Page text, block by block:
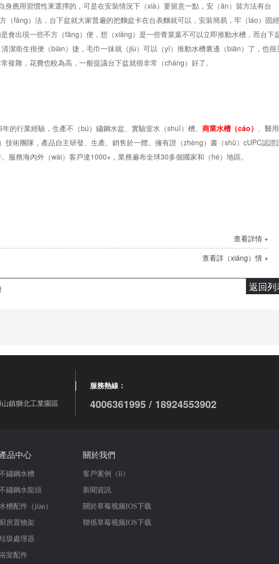
應用習慣性來選擇的，可是在安裝情況下（xià）要留意一點，安（ān）裝方法有台
（fāng）法，台下盆就大家普遍的把麵盆卡在台表麵就可以，安裝簡易，牢（láo）固
會出現一些不方（fāng）便，想（xiǎng）是一些青菜葉不可以立即推動水槽，而台下
潔衛生很便（biàn）捷，毛巾一抹就（jiù）可以（yǐ）推動水槽裏邊（biān）了，也很
雜，花費也較為高，一般提議台下盆就很非常（cháng）好了。
行業經驗，生產不（bú）鏽鋼水盆、實驗室水（shuǐ）槽、 商業水槽（cáo） 、醫
術團隊，產品自主研發、生產、銷售於一體。擁有證（zhèng）書（shū）cUPC認證
服務海內外（wài）客戶達1000+，業務遍布全球30多個國家和（hé）地區。
查看詳情 +
查看詳（xiáng）情 +
返回列
鎮獅北工業園區
服務熱線：
4006361995 / 18924553902
產品中心
鏽鋼水槽
鏽鋼水龍頭
槽配件（jiàn）
廚房置物架
圾處理器
室配件
關於我們
客戶案例（lì）
新聞資訊
關於草莓视频IOS下载
聯係草莓视频IOS下载